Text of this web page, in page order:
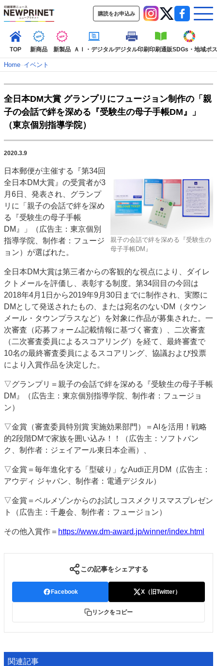
購読をお申込み
TOP 新商品 新製品 ＡＩ・デジタルデジタル印刷印刷通販SDGs・地域ポ
TOP
新着記事 特集記事
動画コンテンツ
インタビュー
コレクション
新商品
SDGs・地域
市場・統計
人事・移転・異動・訃報
特集記事カテゴリー一覧
2022 見える化・MIS特集
特集・デジタル印刷 アイデアで勝負！ ～多様なビジネス・多彩な商材～
JAPAN PACK 2023 特集
中古印刷機・製本機特集
2022 検査・校正特集
特集・デジタル印刷 ～ 新成長軌道を描く
案内
発刊案内
JFPI印刷用語集 印刷機材年鑑
運営
会社案内
購読・購入申し込み
サイトポリシー
お問い合わせ
Home–イベント
全日本DM大賞 グランプリにフュージョン制作の「親
子の会話で絆を深める『受験生の母子手帳DM』」
（東京個別指導学院）
2020.3.9
親子の会話で絆を深める『受験生の
母子手帳DM』
日本郵便が主催する『第34回
全日本DM大賞』の受賞者が3
月6日、発表され、グランプ
リに「親子の会話で絆を深め
る『受験生の母子手帳
DM』」（広告主：東京個別
指導学院、制作者：フュージ
ョン）が選ばれた。
全日本DM大賞は第三者からの客観的な視点により、ダイレ
クトメールを評価し、表彰する制度。第34回目の今回は
2018年4月1日から2019年9月30日までに制作され、実際に
DMとして発送されたもの、または宛名のないDM（タウン
メール・タウンプラスなど）を対象に作品が募集された。一
次審査（応募フォーム記載情報に基づく審査）、二次審査
（二次審査委員によるスコアリング）を経て、最終審査で
10名の最終審査委員によるスコアリング、協議および投票
により入賞作品を決定した。
▽グランプリ＝親子の会話で絆を深める『受験生の母子手帳
DM』（広告主：東京個別指導学院、制作者：フュージョ
ン）
▽金賞（審査委員特別賞 実施効果部門）＝AIを活用！戦略
的2段階DMで家族を囲い込み！！（広告主：ソフトバン
ク、制作者：ジェイアール東日本企画）、
▽金賞＝毎年進化する「型破り」なAudi正月DM（広告主：
アウディ ジャパン、制作者：電通デジタル）
▽金賞＝ベルメゾンからのお試しコスメクリスマスプレゼン
ト（広告主：千趣会、制作者：フュージョン）
その他入賞作＝ https://www.dm-award.jp/winner/index.html
この記事をシェアする
Facebook X（旧Twitter）
リンクをコピー
関連記事